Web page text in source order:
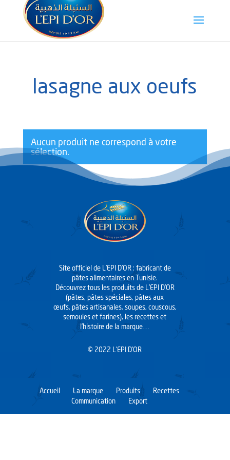
lasagne aux oeufs
Aucun produit ne correspond à votre
sélection.
Site officiel de L’EPI D’OR : fabricant de
pâtes alimentaires en Tunisie.
Découvrez tous les produits de L’EPI D’OR
(pâtes, pâtes spéciales, pâtes aux
œufs, pâtes artisanales, soupes, couscous,
semoules et farines), les recettes et
l’histoire de la marque…
© 2022 L’EPI D’OR
Accueil La marque Produits
Recettes
Communication
Export